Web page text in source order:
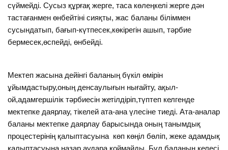
сүймейді. Сусыз құрғақ жерге, таса көлеңкелі жерге дән
тастағанмен өнбейтіні сияқты, жас баланы біліммен
сусындатып, бағып-күтпесек,көкірегін ашып, тәрбие
бермесек,өспейді, өнбейді.
Мектеп жасына дейінгі баланың бүкіл өмірін
ұйымдастыру,оның денсаулығын нығайту, ақыл-
ой,адамгершілік тәрбиесін жетілдіріп,түптеп келгенде
мектепке даярлау, тікелей ата-ана үлесіне тиеді. Ата-аналар
баланы мектепке даярлау барысында оның танымдық
процестерінің қалыптасуына көп көңіл бөліп, жеке адамдық
қалыптасуына назар аудара қоймайды. Бұл баланың келесі